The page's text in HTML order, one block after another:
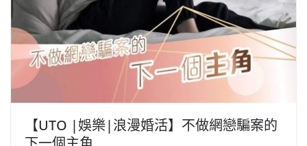
【UTO |娛樂|浪漫婚活】不做網戀騙案的